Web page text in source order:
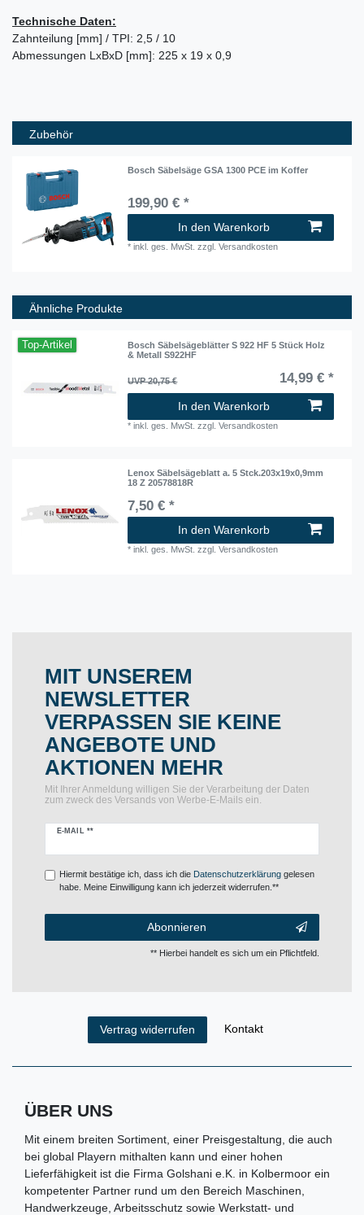
Technische Daten:
Zahnteilung [mm] / TPI: 2,5 / 10
Abmessungen LxBxD [mm]: 225 x 19 x 0,9
Zubehör
Bosch Säbelsäge GSA 1300 PCE im Koffer
199,90 € *
In den Warenkorb
*inkl. ges. MwSt. zzgl.Versandkosten
Ähnliche Produkte
Top-Artikel
Bosch Säbelsägeblätter S 922 HF 5 Stück Holz
& Metall S922HF
UVP 20,75 € 14,99 € *
In den Warenkorb
*inkl. ges. MwSt. zzgl.Versandkosten
Lenox Säbelsägeblatt a. 5 Stck.203x19x0,9mm
18 Z 20578818R
7,50 € *
In den Warenkorb
*inkl. ges. MwSt. zzgl.Versandkosten
MIT UNSEREM
NEWSLETTER
VERPASSEN SIE KEINE
ANGEBOTE UND
AKTIONEN MEHR
Mit Ihrer Anmeldung willigen Sie der Verarbeitung der Daten
zum zweck des Versands von Werbe-E-Mails ein.
E-MAIL **
Newsletter
Hiermit bestätige ich, dass ich die Daten­schutz­erklärunggelesen
habe. Meine Einwilligung kann ich jederzeit widerrufen.**
Abonnieren
** Hierbei handelt es sich um ein Pflichtfeld.
Vertrag widerrufen Kontakt
ÜBER UNS
Mit einem breiten Sortiment, einer Preisgestaltung, die auch
bei global Playern mithalten kann und einer hohen
Lieferfähigkeit ist die Firma Golshani e.K. in Kolbermoor ein
kompetenter Partner rund um den Bereich Maschinen,
Handwerkzeuge, Arbeitsschutz sowie Werkstatt- und